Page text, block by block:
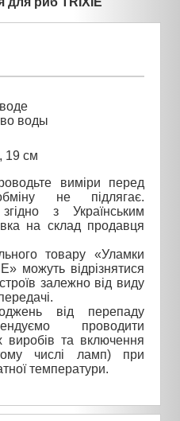
воды
19 см
виміри перед
не підлягає.
з Українським
на склад продавця
товару «Уламки
можуть відрізнятися
залежно від виду
від перепаду
проводити
виробів та включення
числі ламп) при
температури.